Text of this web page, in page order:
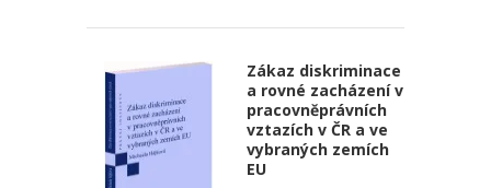
Zákaz diskriminace
a rovné zacházení v
pracovněprávních
vztazích v ČR a ve
vybraných zemích
EU